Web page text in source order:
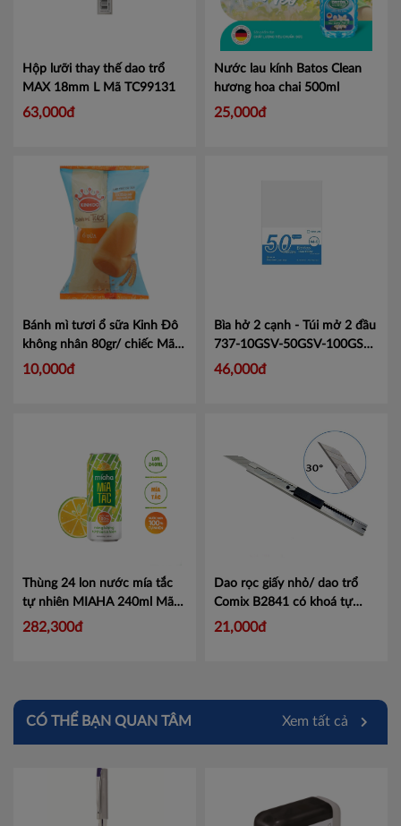
Hộp lưỡi thay thế dao trổ
MAX 18mm L Mã TC99131
63,000đ
Nước lau kính Batos Clean
hương hoa chai 500ml
25,000đ
Bánh mì tươi ổ sữa Kinh Đô
không nhân 80gr/ chiếc Mã
4304164
10,000đ
Bìa hở 2 cạnh - Túi mở 2 đầu
737-10GSV-50GSV-100GSV
Mã KJ737
46,000đ
Thùng 24 lon nước mía tắc
tự nhiên MIAHA 240ml
Mã
NMT240
282,300đ
Dao rọc giấy nhỏ/ dao trổ
Comix B2841 có khoá tự
động, lưỡi dao 30 độ
21,000đ
CÓ THỂ BẠN QUAN TÂM Xem tất cả